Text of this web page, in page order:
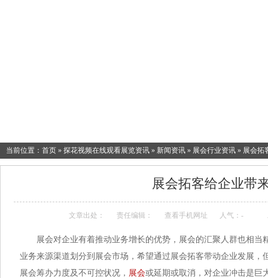
当前位置： 首页 » 探花视频在线观看展览资讯 » 新闻资讯 » 展会行业资讯 » 展会拓
展会拓客给企业带
文章出处： 责任编辑： 查看手机网址 人气： -
展会对企业有着推动业务增长的优势，展会的汇聚人群也相当
业务来源渠道划分到展会市场，希望通过展会拓客带动企业发展，
展会筹办力度及不可控状况， 展会或延期或取消，对企业冲击是巨